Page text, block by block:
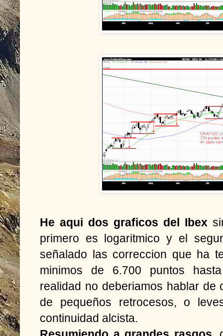
He aqui dos graficos del Ibex
primero es logaritmico y el
señalado las correccion que ha
minimos de 6.700 puntos
realidad no deberiamos hablar de
de pequeños retrocesos, o
continuidad alcista.